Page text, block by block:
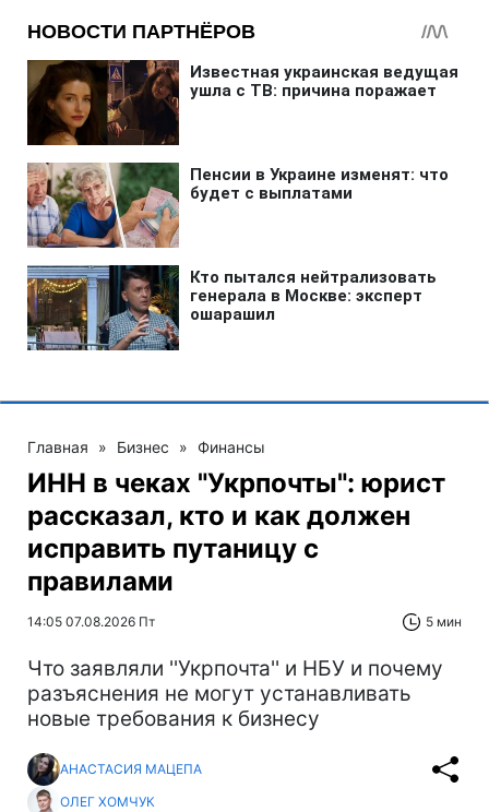
Главная » Бизнес » Финансы
ИНН в чеках "Укрпочты": юрист
рассказал, кто и как должен
исправить путаницу с
правилами
14:05 07.08.2026 Пт 5 мин
Что заявляли ''Укрпочта'' и НБУ и почему
разъяснения не могут устанавливать
новые требования к бизнесу
АНАСТАСИЯ МАЦЕПА
ОЛЕГ ХОМЧУК